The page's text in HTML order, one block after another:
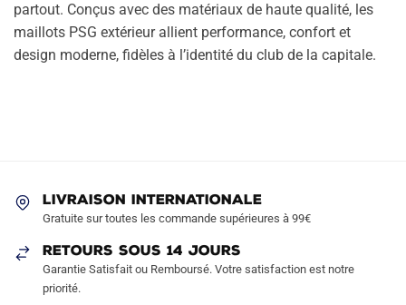
partout. Conçus avec des matériaux de haute qualité, les
maillots PSG extérieur allient performance, confort et
design moderne, fidèles à l’identité du club de la capitale.
LIVRAISON INTERNATIONALE
Gratuite sur toutes les commande supérieures à 99€
RETOURS SOUS 14 JOURS
Garantie Satisfait ou Remboursé. Votre satisfaction est notre
priorité.